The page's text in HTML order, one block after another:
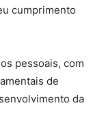
cumprimento
pessoais, com
de
da